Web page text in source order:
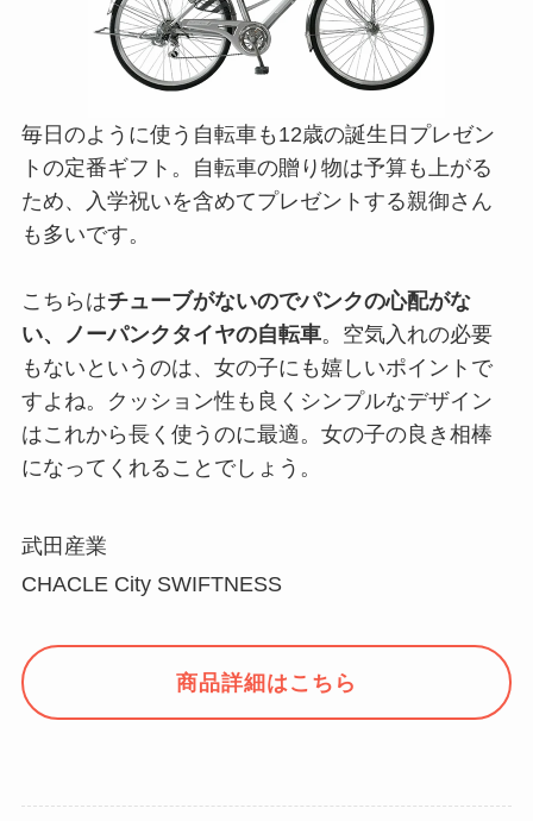
毎日のように使う自転車も12歳の誕生日プレゼン
トの定番ギフト。自転車の贈り物は予算も上がる
ため、入学祝いを含めてプレゼントする親御さん
も多いです。
こちらはチューブがないのでパンクの心配がな
い、ノーパンクタイヤの自転車。空気入れの必要
もないというのは、女の子にも嬉しいポイントで
すよね。クッション性も良くシンプルなデザイン
はこれから長く使うのに最適。女の子の良き相棒
になってくれることでしょう。
武田産業
CHACLE City SWIFTNESS
商品詳細はこちら